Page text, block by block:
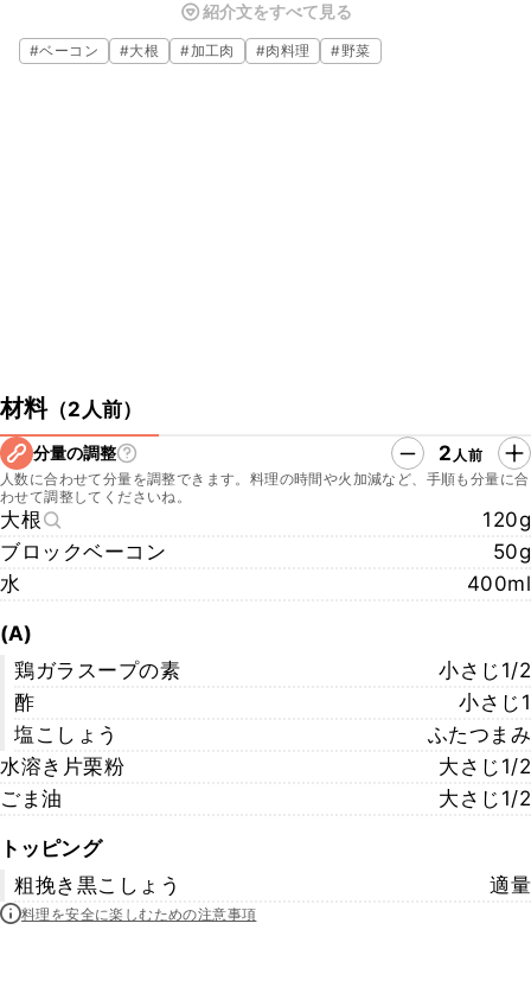
合いおいしいですよ。お手軽な材料でできて朝ごはん等にも喜ばれま
すよ。ぜひ、お試しくださいね。
紹介文をすべて見る
#ベーコン #大根 #加工肉 #肉料理 #野菜
材料（2人前）
分量の調整 2 人前
人数に合わせて分量を調整できます。料理の時間や火加減など、手順も分量に合
わせて調整してくださいね。
大根
120g
ブロックベーコン
50g
水
400ml
(A)
鶏ガラスープの素
小さじ1/2
酢
小さじ1
塩こしょう
ふたつまみ
水溶き片栗粉
大さじ1/2
ごま油
大さじ1/2
トッピング
粗挽き黒こしょう
適量
料理を安全に楽しむための注意事項